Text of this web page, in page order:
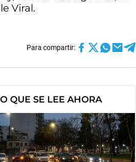
Viral.
Para compartir:
QUE SE LEE AHORA